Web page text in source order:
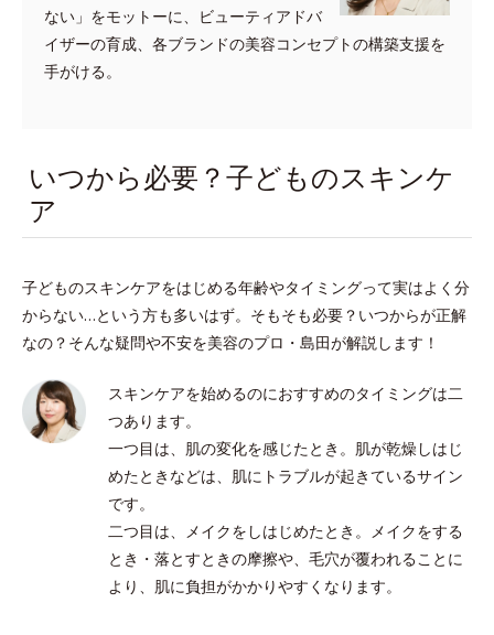
ない」をモットーに、ビューティアドバ
イザーの育成、各ブランドの美容コンセプトの構築支援を
手がける。
いつから必要？子どものスキンケ
ア
子どものスキンケアをはじめる年齢やタイミングって実はよく分
からない…という方も多いはず。そもそも必要？いつからが正解
なの？そんな疑問や不安を美容のプロ・島田が解説します！
スキンケアを始めるのにおすすめのタイミングは二
つあります。
一つ目は、肌の変化を感じたとき。肌が乾燥しはじ
めたときなどは、肌にトラブルが起きているサイン
です。
二つ目は、メイクをしはじめたとき。メイクをする
とき・落とすときの摩擦や、毛穴が覆われることに
より、肌に負担がかかりやすくなります。